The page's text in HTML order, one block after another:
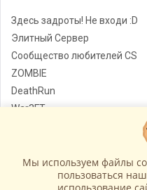
Здесь задроты! Не входи :D
Элитный Сервер
Сообщество любителей CS
ZOMBIE
DeathRun
War3FT
Лучшие сервера Counter -
Мы используем файлы
пользоваться